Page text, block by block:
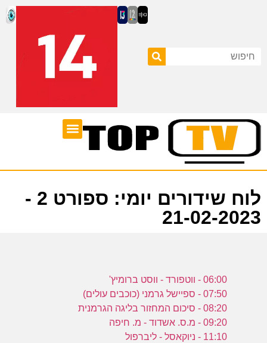
לוח שידורים יומי: ספורט 2 -
21-02-2023
06:00 - ווטפורד - ווסט ברומיץ'
07:50 - ספיישל גרמני (כוכבים עולים)
08:20 - סיכום המחזור בליגה הגרמנית
09:20 - מ.ס. אשדוד - מ. חיפה
11:10 - ניוקאסל - ליברפול